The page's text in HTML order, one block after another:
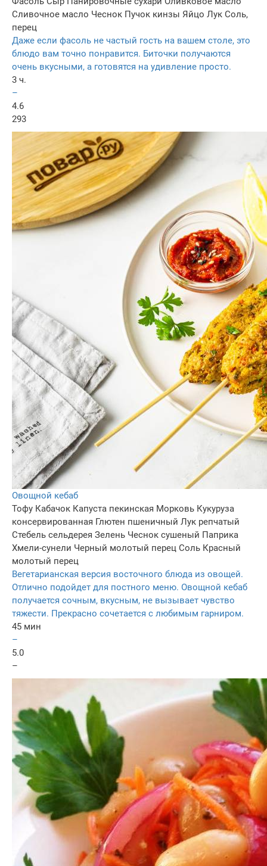
Сливочное масло Чеснок Пучок кинзы Яйцо Лук Соль,
перец
Даже если фасоль не частый гость на вашем столе, это
блюдо вам точно понравится. Биточки получаются
очень вкусными, а готовятся на удивление просто.
3 ч.
–
4.6
293
Овощной кебаб
Тофу Кабачок Капуста пекинская Морковь Кукуруза
консервированная Глютен пшеничный Лук репчатый
Стебель сельдерея Зелень Чеснок сушеный Паприка
Хмели-сунели Черный молотый перец Соль Красный
молотый перец
Вегетарианская версия восточного блюда из овощей.
Отлично подойдет для постного меню. Овощной кебаб
получается сочным, вкусным, не вызывает чувство
тяжести. Прекрасно сочетается с любимым гарниром.
45 мин
–
5.0
–